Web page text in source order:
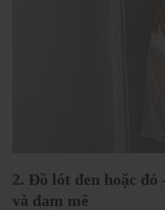
2. Đồ lót đen hoặc đỏ
và đam mê